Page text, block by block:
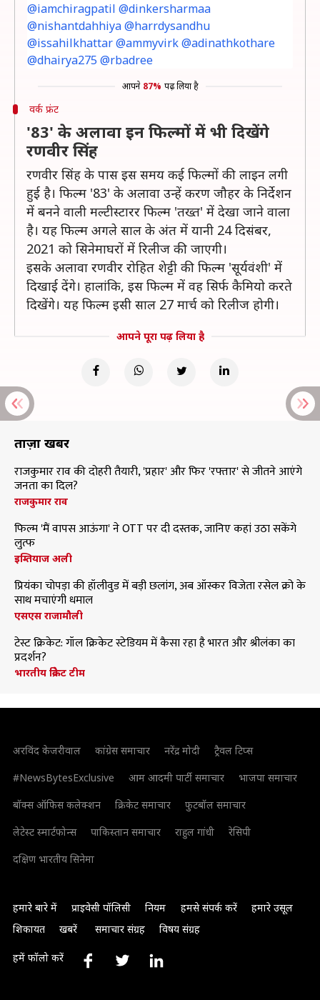
@iamchiragpatil @dinkersharmaa
@nishantdahhiya @harrdysandhu
@issahilkhattar @ammyvirk @adinathkothare
@dhairya275 @rbadree
आपने 87% पढ़ लिया है
वर्क फ्रंट
'83' के अलावा इन फिल्मों में भी दिखेंगे
रणवीर सिंह
रणवीर सिंह के पास इस समय कई फिल्मों की लाइन लगी
हुई है। फिल्म '83' के अलावा उन्हें करण जौहर के निर्देशन
में बनने वाली मल्टीस्टारर फिल्म 'तख्त' में देखा जाने वाला
है। यह फिल्म अगले साल के अंत में यानी 24 दिसंबर,
2021 को सिनेमाघरों में रिलीज की जाएगी।
इसके अलावा रणवीर रोहित शेट्टी की फिल्म 'सूर्यवंशी' में
दिखाई देंगे। हालांकि, इस फिल्म में वह सिर्फ कैमियो करते
दिखेंगे। यह फिल्म इसी साल 27 मार्च को रिलीज होगी।
आपने पूरा पढ़ लिया है
ताज़ा खबरें
राजकुमार राव की दोहरी तैयारी, 'प्रहार' और फिर 'रफ्तार' से जीतने आएंगे
जनता का दिल?
राजकुमार राव
फिल्म 'मैं वापस आऊंगा' ने OTT पर दी दस्तक, जानिए कहां उठा सकेंगे
लुत्फ
इम्तियाज अली
प्रियंका चोपड़ा की हॉलीवुड में बड़ी छलांग, अब ऑस्कर विजेता रसेल क्रो के
साथ मचाएंगी धमाल
एसएस राजामौली
टेस्ट क्रिकेट: गॉल क्रिकेट स्टेडियम में कैसा रहा है भारत और श्रीलंका का
प्रदर्शन?
भारतीय क्रिकेट टीम
अरविंद केजरीवाल कांग्रेस समाचार नरेंद्र मोदी
ट्रैवल टिप्स
#NewsBytesExclusive
आम आदमी पार्टी समाचार
भाजपा समाचार
बॉक्स ऑफिस कलेक्शन
क्रिकेट समाचार
फुटबॉल समाचार
लेटेस्ट स्मार्टफोन्स
पाकिस्तान समाचार राहुल गांधी
रेसिपी
दक्षिण भारतीय सिनेमा
हमारे बारे में प्राइवेसी पॉलिसी नियम हमसे संपर्क करें
हमारे उसूल
शिकायत
खबरें समाचार संग्रह विषय संग्रह
हमें फॉलो करें